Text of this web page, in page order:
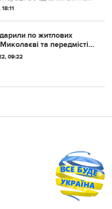
вогню у відповідь
він сказав на зустрічі...
по житлових
та передмісті
снарядами
09:22